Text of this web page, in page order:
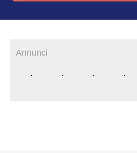
Annunci